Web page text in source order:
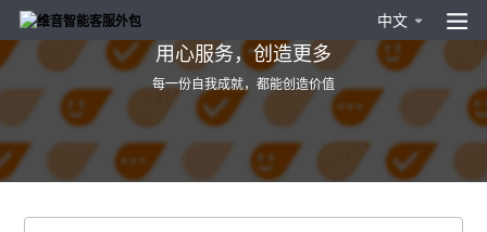
中文
用心服务，创造更多
每一份自我成就，都能创造价值